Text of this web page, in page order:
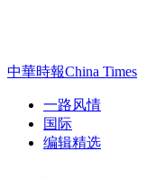
中華時報China Times
一路风情
国际
编辑精选